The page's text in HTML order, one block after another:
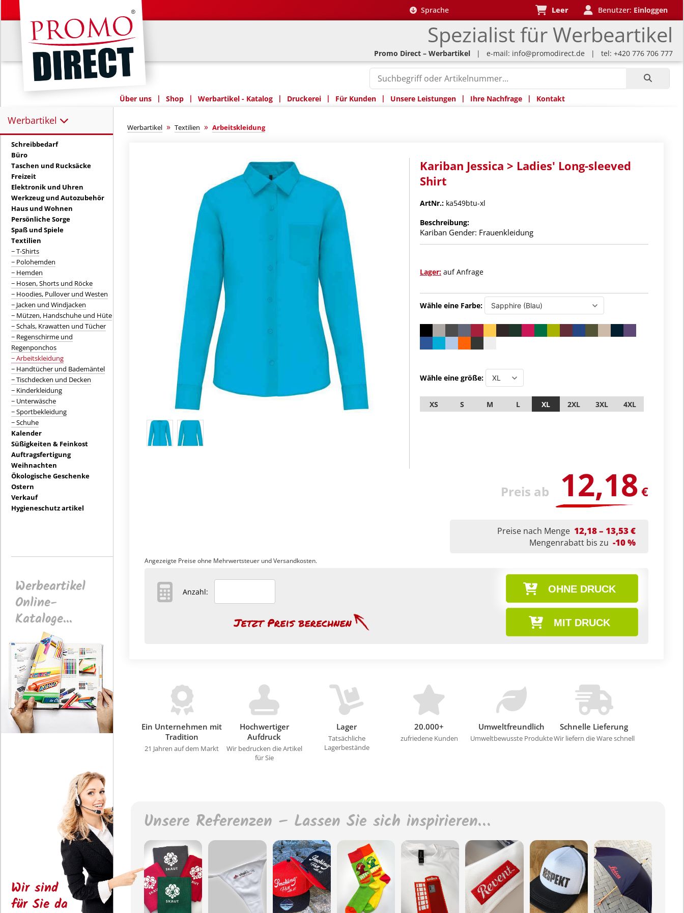
Spezialist für Werbeartikel
Sprache Leer Benutzer: Einloggen
Promo Direct – Werbartikel | e-mail: info@promodirect.de | tel: +420 776 706 777
Über uns | Shop | Werbartikel - Katalog | Druckerei | Für Kunden | Unsere Leistungen | Ihre Nachfrage | Kontakt
Werbartikel
Werbartikel:
Schreibbedarf
Büro
Taschen und Rucksäcke
Freizeit
Elektronik und Uhren
Werkzeug und Autozubehör
Haus und Wohnen
Persönliche Sorge
Spaß und Spiele
Textilien
− T-Shirts
− Polohemden
− Hemden
− Hosen, Shorts und Röcke
− Hoodies, Pullover und Westen
− Jacken und Windjacken
− Mützen, Handschuhe und Hüte
− Schals, Krawatten und Tücher
− Regenschirme und
Regenponchos
− Arbeitskleidung
− Handtücher und Bademäntel
− Tischdecken und Decken
− Kinderkleidung
− Unterwäsche
− Sportbekleidung
− Schuhe
Kalender
Süßigkeiten & Feinkost
Auftragsfertigung
Weihnachten
Ökologische Geschenke
Ostern
Verkauf
Hygieneschutz artikel
Werbeartikel
Online-
Kataloge...
Wir sind
für Sie da
Werbartikel » Textilien » Arbeitskleidung
Kariban Jessica > Ladies' Long-sleeved
Shirt
ArtNr.: ka549btu-xl
Beschreibung:
Kariban Gender: Frauenkleidung
Lager: auf Anfrage
Wähle eine Farbe:
Wähle eine größe:
XS S M L XL 2XL 3XL 4XL
Preis ab 12,18 €
Preise nach Menge 12,18 – 13,53 €
Mengenrabatt bis zu -10 %
Angezeigte Preise ohne Mehrwertsteuer und Versandkosten.
OHNE DRUCK
MIT DRUCK
Anzahl:
Ein Unternehmen mit
Tradition
21 Jahren auf dem Markt
Hochwertiger
Aufdruck
Wir bedrucken die Artikel
für Sie
Lager
Tatsächliche
Lagerbestände
20.000+
zufriedene Kunden
Umweltfreundlich
Umweltbewusste Produkte
Schnelle Lieferung
Wir liefern die Ware schnell
Unsere Referenzen – Lassen Sie sich inspirieren…